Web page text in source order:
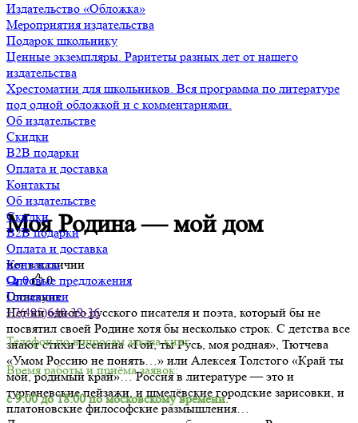
Издательство «Обложка»
Мероприятия издательства
Подарок школьнику
Ценные экземпляры. Раритеты разных лет от нашего
издательства
Хрестоматии для школьников. Вся программа по литературе
под одной обложкой и с комментариями.
Об издательстве
Скидки
B2B подарки
Оплата и доставка
Контакты
Об издательстве
Скидки
B2B подарки
Оплата и доставка
Контакты
Оптовые предложения
Госзакупки
+7(495)640-39-36
Телефон по вопросам заказа книг.
Время работы и приёма заявок:
с 9:00 до 18:00 по московскому времени.
Моя Родина — мой дом
нет в наличии
0
0
Описание
Нет ни одного русского писателя и поэта, который бы не
посвятил своей Родине хотя бы несколько строк. С детства все
знают стихи Есенина «Гой, ты Русь, моя родная», Тютчева
«Умом Россию не понять…» или Алексея Толстого «Край ты
мой, родимый край»… Россия в литературе — это и
тургеневские пейзажи, и шмелёвские городские зарисовки, и
платоновские философские размышления…